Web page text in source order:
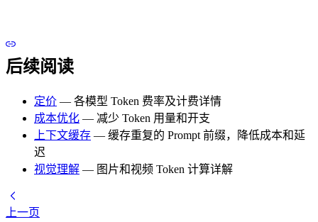
后续阅读
定价 — 各模型 Token 费率及计费详情
成本优化 — 减少 Token 用量和开支
上下文缓存 — 缓存重复的 Prompt 前缀，降低成本和延
迟
视觉理解 — 图片和视频 Token 计算详解
上一页